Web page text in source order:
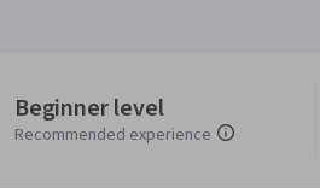
Beginner level
Recommended experience